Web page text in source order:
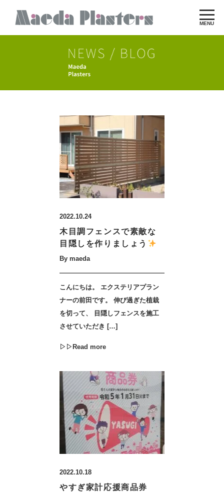
MENU
2022.10.24
木目調フェンスで素敵な
目隠しを作りましょう
By maeda
こんにちは。 エクステリアプラン
ナーの前田です。 伸び過ぎた植栽
を切って、 目隠しフェンスを施工
させていただき […]
▷▷Read more
2022.10.18
やすぎ家計応援商品券